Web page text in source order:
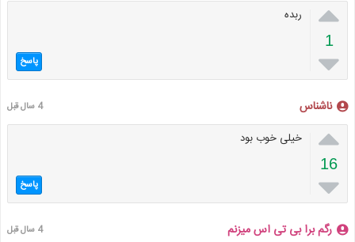

1

ربده
پاسخ
ناشناس 4 سال قبل

16

خیلی خوب بود
پاسخ
رگم برا بی تی اس میزنم 4 سال قبل